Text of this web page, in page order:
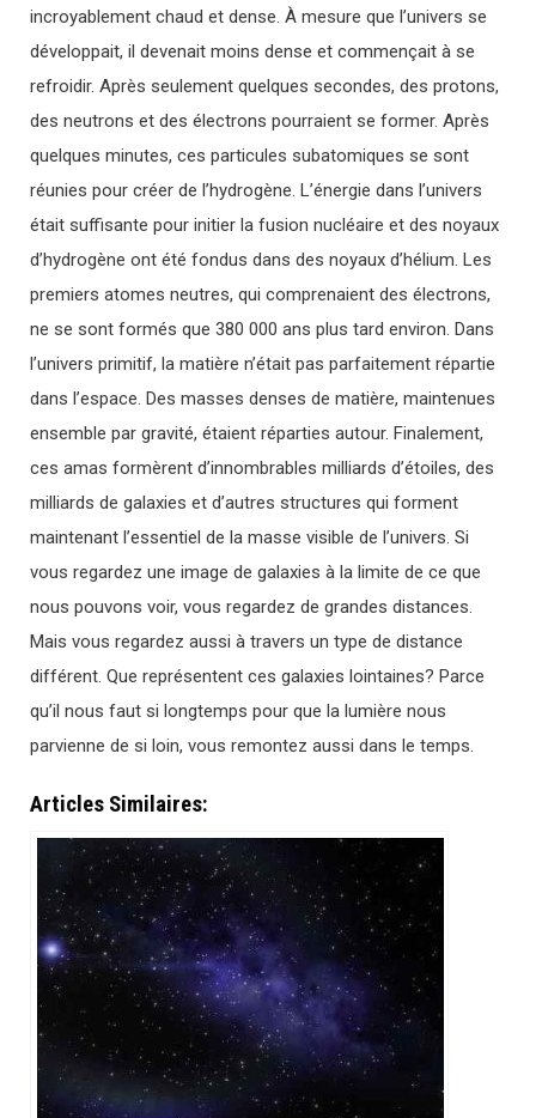
incroyablement chaud et dense. À mesure que l’univers se
développait, il devenait moins dense et commençait à se
refroidir. Après seulement quelques secondes, des protons,
des neutrons et des électrons pourraient se former. Après
quelques minutes, ces particules subatomiques se sont
réunies pour créer de l’hydrogène. L’énergie dans l’univers
était suffisante pour initier la fusion nucléaire et des noyaux
d’hydrogène ont été fondus dans des noyaux d’hélium. Les
premiers atomes neutres, qui comprenaient des électrons,
ne se sont formés que 380 000 ans plus tard environ. Dans
l’univers primitif, la matière n’était pas parfaitement répartie
dans l’espace. Des masses denses de matière, maintenues
ensemble par gravité, étaient réparties autour. Finalement,
ces amas formèrent d’innombrables milliards d’étoiles, des
milliards de galaxies et d’autres structures qui forment
maintenant l’essentiel de la masse visible de l’univers. Si
vous regardez une image de galaxies à la limite de ce que
nous pouvons voir, vous regardez de grandes distances.
Mais vous regardez aussi à travers un type de distance
différent. Que représentent ces galaxies lointaines? Parce
qu’il nous faut si longtemps pour que la lumière nous
parvienne de si loin, vous remontez aussi dans le temps.
Articles Similaires: